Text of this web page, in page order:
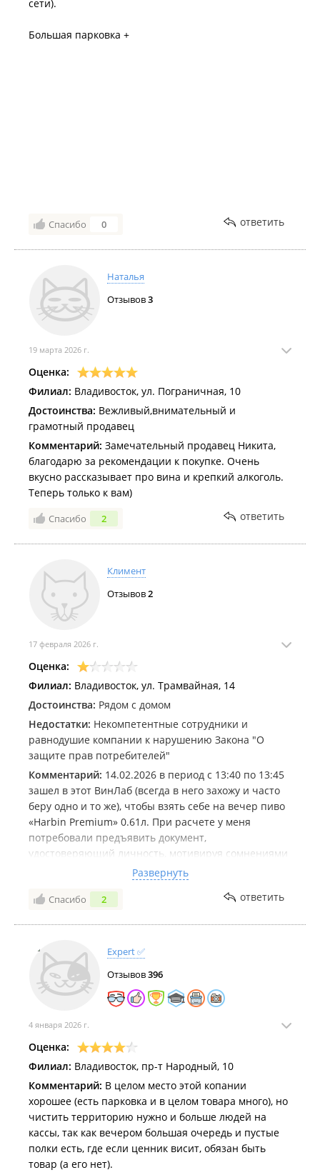
сети).
Большая парковка +
Спасибо 0 ответить
Наталья
Отзывов3
19 марта 2026 г.
Оценка:
Филиал: Владивосток, ул. Пограничная, 10
Достоинства: Вежливый,внимательный и
грамотный продавец
Комментарий: Замечательный продавец Никита,
благодарю за рекомендации к покупке. Очень
вкусно рассказывает про вина и крепкий алкоголь.
Теперь только к вам)
Спасибо 2 ответить
Климент
Отзывов2
17 февраля 2026 г.
Оценка:
Филиал: Владивосток, ул. Трамвайная, 14
Достоинства: Рядом с домом
Недостатки: Некомпетентные сотрудники и
равнодушие компании к нарушению Закона "О
защите прав потребителей"
Комментарий: 14.02.2026 в период с 13:40 по 13:45
зашел в этот ВинЛаб (всегда в него захожу и часто
беру одно и то же), чтобы взять себе на вечер пиво
«Harbin Premium» 0.61л. При расчете у меня
потребовали предъявить документ,
удостоверяющий личность, мотивируя сомнениями
в том, что я не достиг возраста совершеннолетия.
Паспорта я при себе не имел, потому я предложил
подтвердить свой возраст через Госуслуги, что
содержащихся в документах, удостоверяющих
личность гражданина Российской Федерации, с
использованием информационных технологий".
Кассир впал в ступор и пошел консультироваться со
старшей сотрудницей, после чего они оба решили
мне истолковать, что якобы электронный паспорт
не может использоваться для подтверждения
личности при покупке алкоголя, заявив мне это в
устной форме с явным упреком в «невежестве» -
офигенная клиентоориентированность.
Оскорбившись ушел и купил у их конкурентов в том
же ТЦ, однако жалобу через форму обратной связи
оставил, на которую до сих пор не реагируют. Если
так продолжится, направлю жалобу в
Роспотребнадзор, пускай разбираются с их
Развернуть
Спасибо 2 ответить
Expert ✅
Отзывов396
4 января 2026 г.
Оценка:
Филиал: Владивосток, пр-т Народный, 10
Комментарий: В целом место этой копании
хорошее (есть парковка и в целом товара много), но
чистить территорию нужно и больше людей на
кассы, так как вечером большая очередь и пустые
полки есть, где если ценник висит, обязан быть
товар (а его нет).